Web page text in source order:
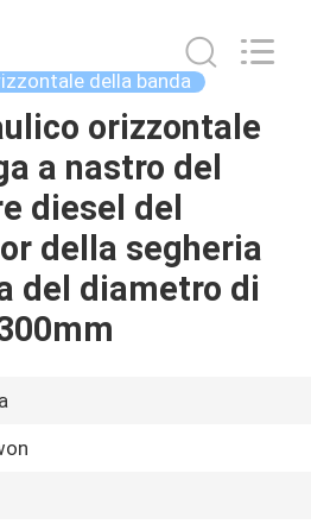
della banda
orizzontale
a nastro del
diesel del
della segheria
del diametro di